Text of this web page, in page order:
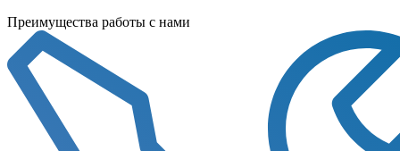
Преимущества работы с нами